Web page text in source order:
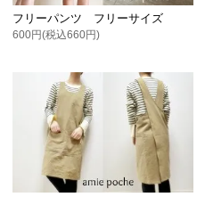
フリーパンツ フリーサイズ
600円(税込660円)